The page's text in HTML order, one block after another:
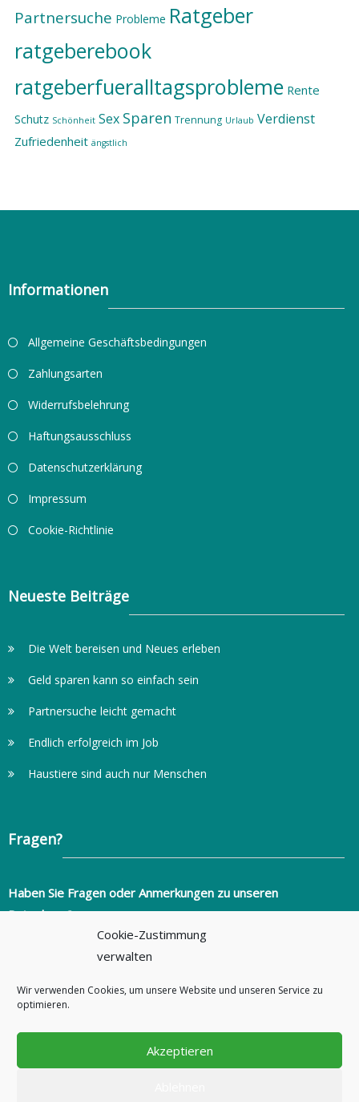
Cookie-Zustimmung
verwalten
Wir verwenden Cookies, um unsere Website und unseren Service zu
optimieren.
Akzeptieren
Partnersuche Probleme Ratgeber
ratgeberebook
ratgeberfueralltagsprobleme Rente
Schutz Schönheit Sex Sparen Trennung Urlaub Verdienst
Zufriedenheit ängstlich
Informationen
Allgemeine Geschäftsbedingungen
Zahlungsarten
Widerrufsbelehrung
Haftungsausschluss
Datenschutzerklärung
Impressum
Cookie-Richtlinie
Neueste Beiträge
Die Welt bereisen und Neues erleben
Geld sparen kann so einfach sein
Partnersuche leicht gemacht
Endlich erfolgreich im Job
Haustiere sind auch nur Menschen
Fragen?
Haben Sie Fragen oder Anmerkungen zu unseren
Ratgebern?
info@ratgeber-fuer-alltagsprobleme.de
ratgeber-fuer-alltagsprobleme.de